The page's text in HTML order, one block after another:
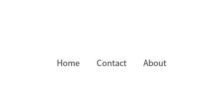
Home Contact About